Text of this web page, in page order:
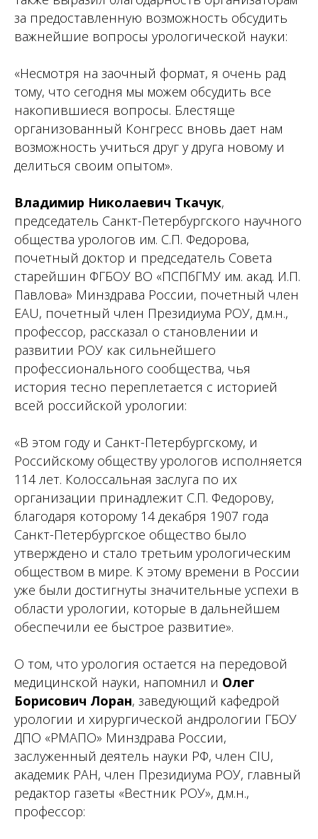
за предоставленную возможность обсудить
важнейшие вопросы урологической науки:
«Несмотря на заочный формат, я очень рад
тому, что сегодня мы можем обсудить все
накопившиеся вопросы. Блестяще
организованный Конгресс вновь дает нам
возможность учиться друг у друга новому и
делиться своим опытом».
Владимир Николаевич Ткачук,
председатель Санкт-Петербургского научного
общества урологов им. С.П. Федорова,
почетный доктор и председатель Совета
старейшин ФГБОУ ВО «ПСПбГМУ им. акад. И.П.
Павлова» Минздрава России, почетный член
EAU, почетный член Президиума РОУ, д.м.н.,
профессор, рассказал о становлении и
развитии РОУ как сильнейшего
профессионального сообщества, чья
история тесно переплетается с историей
всей российской урологии:
«В этом году и Санкт-Петербургскому, и
Российскому обществу урологов исполняется
114 лет. Колоссальная заслуга по их
организации принадлежит С.П. Федорову,
благодаря которому 14 декабря 1907 года
Санкт-Петербургское общество было
утверждено и стало третьим урологическим
обществом в мире. К этому времени в России
уже были достигнуты значительные успехи в
области урологии, которые в дальнейшем
обеспечили ее быстрое развитие».
О том, что урология остается на передовой
медицинской науки, напомнил и Олег
Борисович Лоран, заведующий кафедрой
урологии и хирургической андрологии ГБОУ
ДПО «РМАПО» Минздрава России,
заслуженный деятель науки РФ, член CIU,
академик РАН, член Президиума РОУ, главный
редактор газеты «Вестник РОУ», д.м.н.,
профессор: